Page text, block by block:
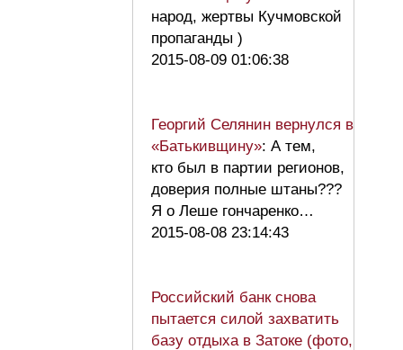
народ, жертвы Кучмовской
пропаганды )
2015-08-09 01:06:38
Георгий Селянин вернулся в
«Батькивщину»: А тем,
кто был в партии регионов,
доверия полные штаны???
Я о Леше гончаренко…
2015-08-08 23:14:43
Российский банк снова
пытается силой захватить
базу отдыха в Затоке (фото,